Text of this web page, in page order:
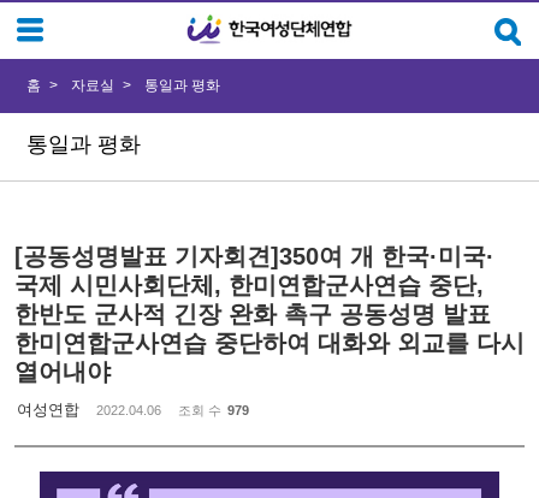
통일과 평화
홈 자료실 통일과 평화
[공동성명발표 기자회견]350여 개 한국·미국·
국제 시민사회단체, 한미연합군사연습 중단,
한반도 군사적 긴장 완화 촉구 공동성명 발표
한미연합군사연습 중단하여 대화와 외교를 다시
열어내야
여성연합 2022.04.06 조회 수 979